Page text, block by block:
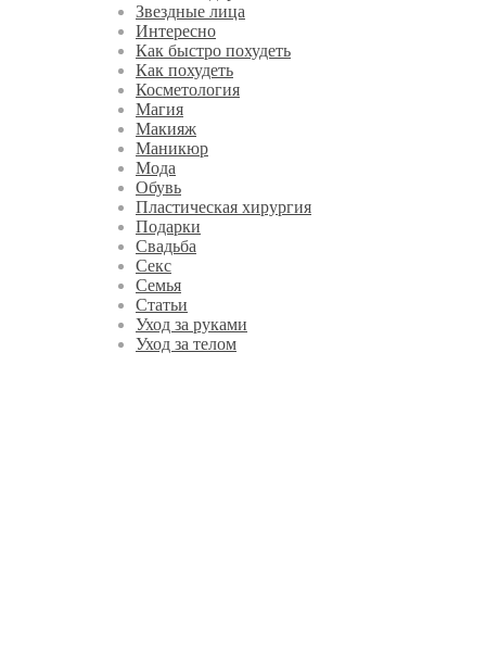
Звездные лица
Интересно
Как быстро похудеть
Как похудеть
Косметология
Магия
Макияж
Маникюр
Мода
Обувь
Пластическая хирургия
Подарки
Свадьба
Секс
Семья
Статьи
Уход за руками
Уход за телом